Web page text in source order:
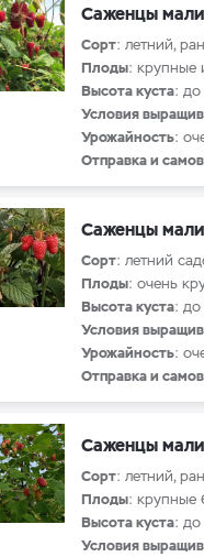
Саженцы
Сорт: летний,
Плоды: крупные
Высота куста: до
Условия
Урожайность:
Отправка и
Саженцы
Сорт: летний
Плоды: очень
Высота куста: до
Условия
Урожайность:
Отправка и
Саженцы
Сорт: летний,
Плоды: крупные
Высота куста: до
Условия